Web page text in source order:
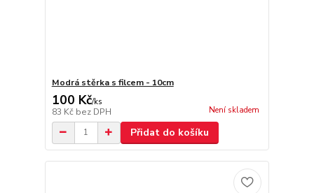
Modrá stěrka s filcem - 10cm
100 Kč/ks
83 Kč bez DPH Není skladem
Přidat do košíku